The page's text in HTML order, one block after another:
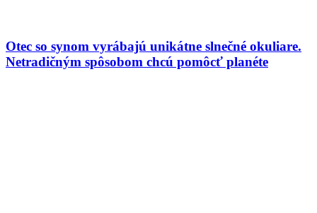
Otec so synom vyrábajú unikátne slnečné okuliare.
Netradičným spôsobom chcú pomôcť planéte